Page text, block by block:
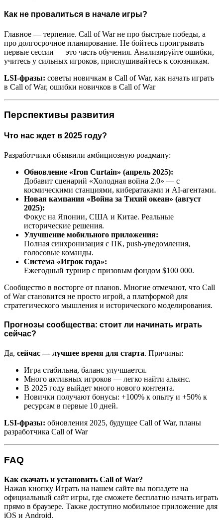
Как не провалиться в начале игры?
Главное — терпение. Call of War не про быстрые победы, а
про долгосрочное планирование. Не бойтесь проигрывать
первые сессии — это часть обучения. Анализируйте ошибки,
учитесь у сильных игроков, прислушивайтесь к союзникам.
LSI-фразы: советы новичкам в Call of War, как начать играть
в Call of War, ошибки новичков в Call of War
Перспективы развития
Что нас ждет в 2025 году?
Разработчики объявили амбициозную роадмапу:
Обновление «Iron Curtain» (апрель 2025):
Добавит сценарий «Холодная война 2.0» — с
космическими станциями, кибератаками и AI-агентами.
Новая кампания «Война за Тихий океан» (август
2025):
Фокус на Японии, США и Китае. Реальные
исторические решения.
Улучшение мобильного приложения:
Полная синхронизация с ПК, push-уведомления,
голосовые команды.
Система «Игрок года»:
Ежегодный турнир с призовым фондом $100 000.
Сообщество в восторге от планов. Многие отмечают, что Call
of War становится не просто игрой, а платформой для
стратегического мышления и исторического моделирования.
Прогнозы сообщества: стоит ли начинать играть
сейчас?
Да, сейчас — лучшее время для старта. Причины:
Игра стабильна, баланс улучшается.
Много активных игроков — легко найти альянс.
В 2025 году выйдет много нового контента.
Новички получают бонусы: +100% к опыту и +50% к
ресурсам в первые 10 дней.
LSI-фразы: обновления 2025, будущее Call of War, планы
разработчика Call of War
FAQ
Как скачать и установить Call of War?
Нажав кнопку Играть на нашем сайте вы попадете на
официальный сайт игры, где сможете бесплатно начать играть
прямо в браузере. Также доступно мобильное приложение для
iOS и Android.